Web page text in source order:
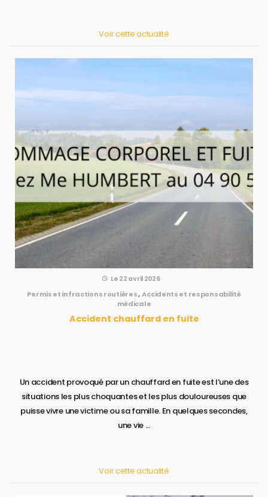
Voir cette actualité
Le 22 avril 2026
Permis et infractions routières,Accidents et responsabilité
médicale
Accident chauffard en fuite
Un accident provoqué par un chauffard en fuite est l’une des
situations les plus choquantes et les plus douloureuses que
puisse vivre une victime ou sa famille. En quelques secondes,
une vie ...
Voir cette actualité